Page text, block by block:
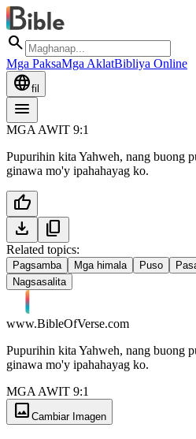
search
Mga PaksaMga AklatBibliya Online
languagefil
menu
MGA AWIT 9:1
Pupurihin kita Yahweh, nang buong
ginawa mo'y ipahahayag ko.
thumb_up
download
content_copy
Related topics:
Pagsamba Mga himala Puso
Nagsasalita
www.BibleOfVerse.com
Pupurihin kita Yahweh, nang buong
ginawa mo'y ipahahayag ko.
MGA AWIT 9:1
image Cambiar Imagen